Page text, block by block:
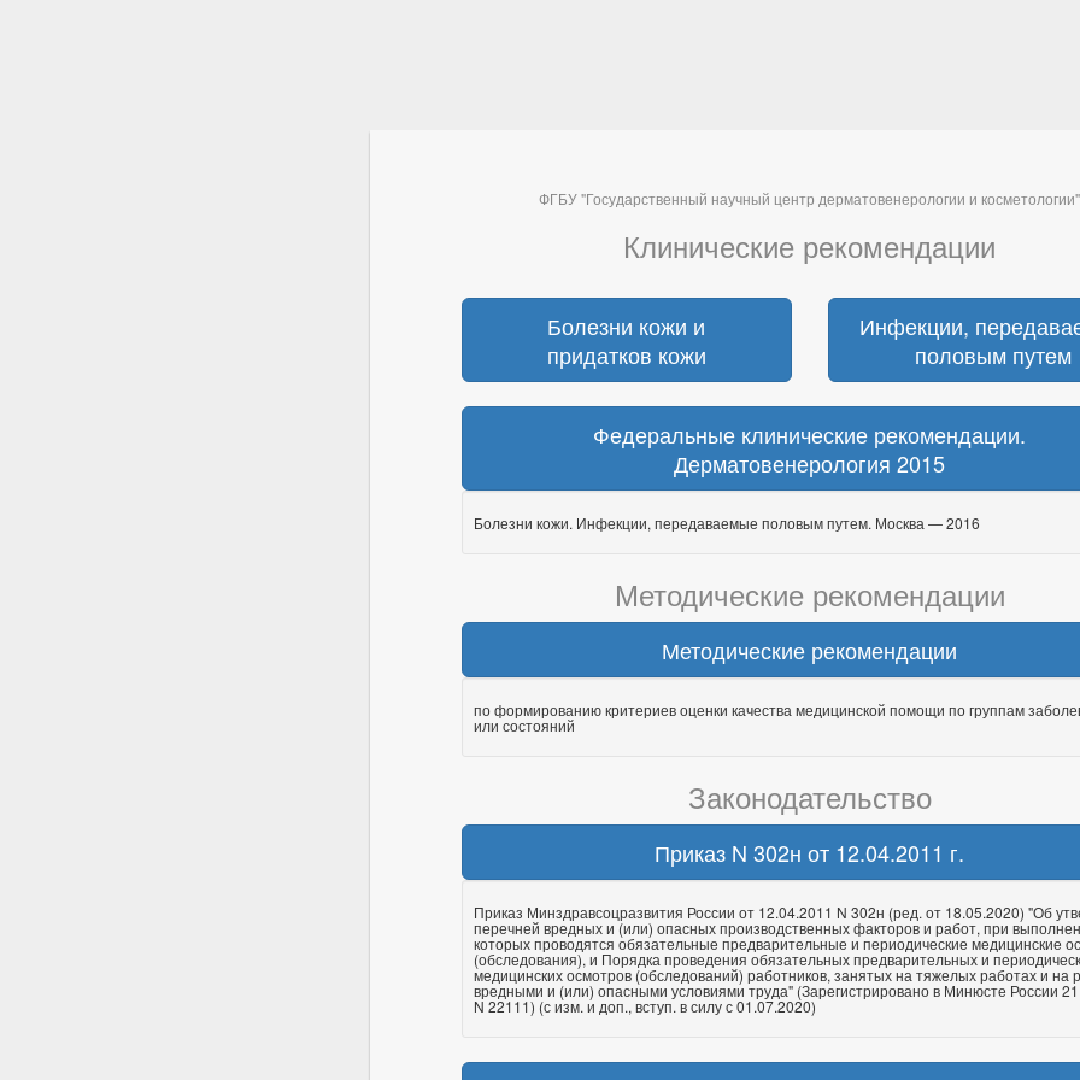
ФГБУ "Государственный научный центр дерматовенерологии и косметологии"
Клинические рекомендации
Болезни кожи и
придатков кожи
Инфекции,
половым путем
Федеральные клинические рекомендации.
Дерматовенерология 2015
Болезни кожи. Инфекции, передаваемые половым путем. Москва — 2016
Методические рекомендации
Методические рекомендации
по формированию критериев оценки качества медицинской помощи по группам
или состояний
Законодательство
Приказ N 302н от 12.04.2011 г.
Приказ Минздравсоцразвития России от 12.04.2011 N 302н (ред. от 18.05.2020) "Об
перечней вредных и (или) опасных производственных факторов и работ, при
которых проводятся обязательные предварительные и периодические медицинские
(обследования), и Порядка проведения обязательных предварительных и
медицинских осмотров (обследований) работников, занятых на тяжелых работах и на
вредными и (или) опасными условиями труда" (Зарегистрировано в Минюсте России
N 22111) (с изм. и доп., вступ. в силу с 01.07.2020)